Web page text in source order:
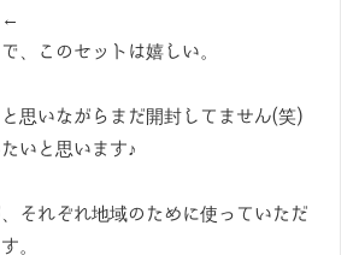
←
、このセットは嬉しい。
思いながらまだ開封してません(笑)
いと思います♪
それぞれ地域のために使っていただ
。